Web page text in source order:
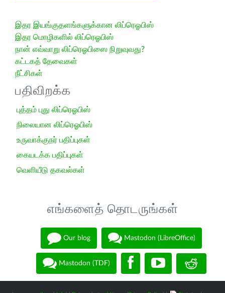
இதர இயங்குதளங்களுக்கான லிப்ரெஓபிஸ்
இதர மொழிகளில் லிப்ரெஓபிஸ்
நான் எவ்வாறு லிப்ரெஓபிஸை நிறுவுவது?
கட்டகத் தேவைகள்
நீட்சிகள்
பதிவிறக்க
புத்தம் புது லிப்ரெஓபிஸ்
நிலையான லிப்ரெஓபிஸ்
உருவாக்குநர் பதிப்புகள்
கையடக்க பதிப்புகள்
வெளியீடு தகவல்கள்
எங்களைத் தொடருங்கள்
Our blog Mastodon (LibreOffice)
Mastodon (TDF)